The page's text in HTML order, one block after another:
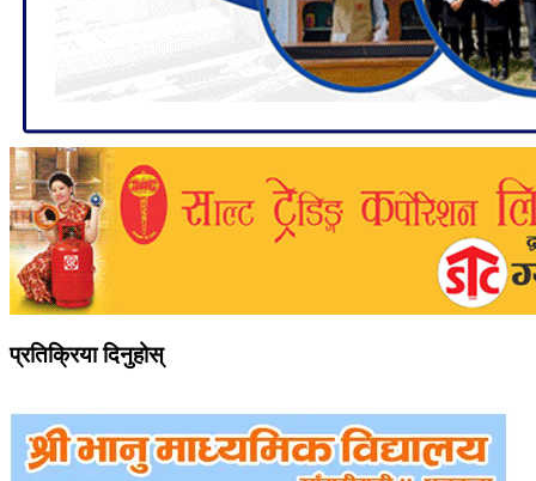
प्रतिक्रिया दिनुहोस्